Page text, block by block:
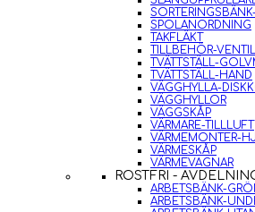
SPOLANORDNING
TAKFLÄKT
TILLBEHÖR-
TVÄTTSTÄLL-
TVÄTTSTÄLL-HAND
VÄGGHYLLA-
VÄGGHYLLOR
VÄGGSKÅP
VÄRMARE-TILLLUFT
VÄRMEMONTER-
VÄRMESKÅP
VÄRMEVAGNAR
ROSTFRI -
ARBETSBÄNK-
ARBETSBÄNK-